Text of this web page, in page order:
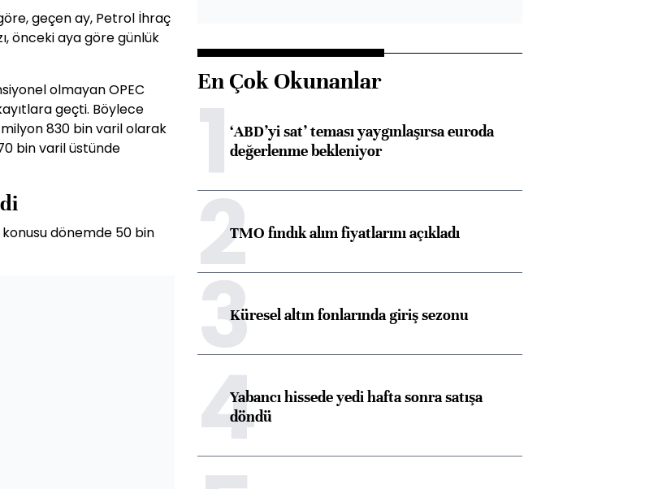
geçen ay, Petrol İhraç
önceki aya göre günlük
olmayan OPEC
geçti. Böylece
830 bin varil olarak
bin varil üstünde
konusu dönemde 50 bin
En Çok Okunanlar
1‘ABD’yi sat’ teması yaygınlaşırsa euroda
değerlenme bekleniyor
2TMO fındık alım fiyatlarını açıkladı
3Küresel altın fonlarında giriş sezonu
4Yabancı hissede yedi hafta sonra satışa
döndü